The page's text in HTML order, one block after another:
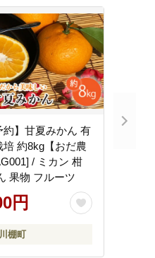
約】甘夏みかん 有
培 約8kg【おだ農
/ ミカン 柑
橘 みかん 果物 フルーツ
円
棚町